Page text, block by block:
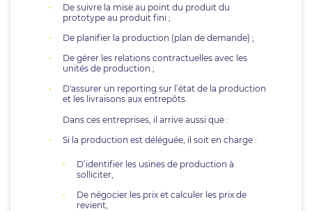
De suivre la mise au point du produit du
prototype au produit fini ;
De planifier la production (plan de demande) ;
De gérer les relations contractuelles avec les
unités de production ;
D'assurer un reporting sur l’état de la production
et les livraisons aux entrepôts.
Dans ces entreprises, il arrive aussi que :
Si la production est déléguée, il soit en charge :
D’identifier les usines de production à
solliciter,
De négocier les prix et calculer les prix de
revient,